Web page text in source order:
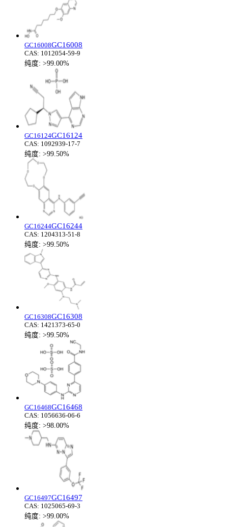
GC16008GC16008
CAS: 1012054-59-9
纯度: >99.00%
GC16124GC16124
CAS: 1092939-17-7
纯度: >99.50%
GC16244GC16244
CAS: 1204313-51-8
纯度: >99.50%
GC16308GC16308
CAS: 1421373-65-0
纯度: >99.50%
GC16468GC16468
CAS: 1056636-06-6
纯度: >98.00%
GC16497GC16497
CAS: 1025065-69-3
纯度: >99.00%